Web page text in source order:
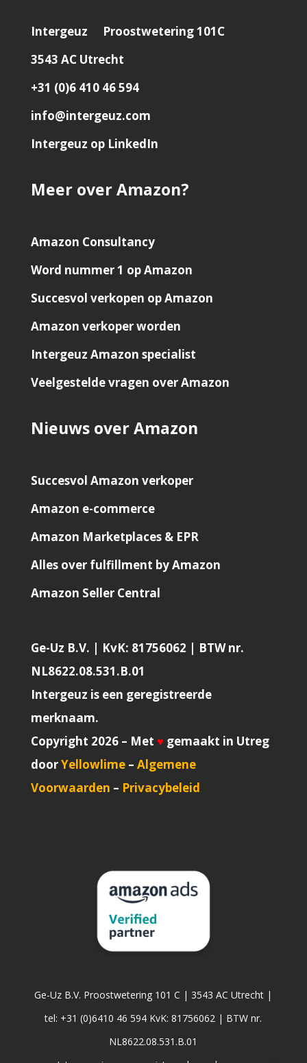
Intergeuz
Proostwetering 101C
3543 AC Utrecht
+31 (0)6 410 46 594
info@intergeuz.com
Intergeuz op LinkedIn
Meer over Amazon?
Amazon Consultancy
Word nummer 1 op Amazon
Succesvol verkopen op Amazon
Amazon verkoper worden
Intergeuz Amazon specialist
Veelgestelde vragen over Amazon
Nieuws over Amazon
Succesvol Amazon verkoper
Amazon e-commerce
Amazon Marketplaces & EPR
Alles over fulfillment by Amazon
Amazon Seller Central
Ge-Uz B.V. | KvK: 81756062 | BTW nr.
NL8622.08.531.B.01
Intergeuz is een geregistreerde
merknaam.
Copyright 2026 – Met ♥ gemaakt in Utreg
doorYellowlime– Algemene
Voorwaarden – Privacybeleid
Ge-Uz B.V. Proostwetering 101 C | 3543 AC Utrecht |
tel: +31 (0)6410 46 594 KvK: 81756062 | BTW nr.
NL8622.08.531.B.01